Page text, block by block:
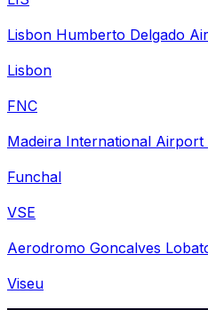
Lisbon Humberto Delgado
Lisbon
FNC
Madeira International Airport
Funchal
VSE
Aerodromo Goncalves
Viseu